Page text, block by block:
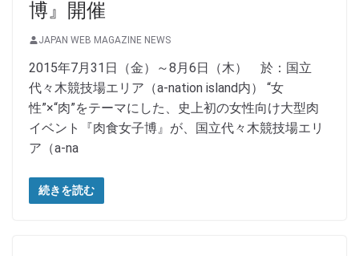
博』開催
JAPAN WEB MAGAZINE NEWS
2015年7月31日（金）～8月6日（木） 於：国立
代々木競技場エリア（a-nation island内） “女
性”×“肉”をテーマにした、史上初の女性向け大型肉
イベント『肉食女子博』が、国立代々木競技場エリ
ア（a-na
続きを読む